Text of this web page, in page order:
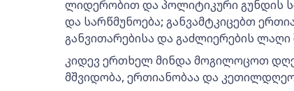
ლიდერობით და პოლიტიკური გუნდის
და სარწმუნოება; განვამტკიცებთ
განვითარებისა და გაძლიერების
კიდევ ერთხელ მინდა მოგილოცოთ
მშვიდობა, ერთიანობაა და